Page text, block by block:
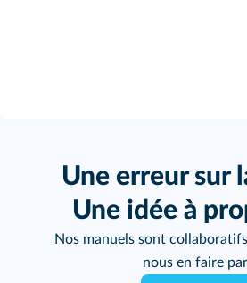
Une erreur sur
Une idée à
Nos manuels sont
nous en faire